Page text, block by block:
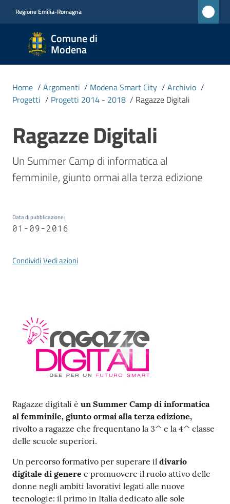
Regione Emilia-Romagna
Comune di
Modena
Comune
di
Modena
CIVICA
MONET
Amministrazione
Novità
Vivere
Menu selezionato
Home / Argomenti / Modena Smart City / Archivio /
Progetti / Progetti 2014 - 2018 / Ragazze Digitali
Salta al contenuto
Ragazze Digitali
Un Summer Camp di informatica al
femminile, giunto ormai alla terza edizione
Data di pubblicazione:
01-09-2016
CondividiVedi azioni
Contenuto
Ragazze digitali è un Summer Camp di informatica
al femminile, giunto ormai alla terza edizione,
rivolto a ragazze che frequentano la 3^ e la 4^ classe
delle scuole superiori.
Un percorso formativo per superare il divario
digitale di genere e promuovere il ruolo attivo delle
donne negli ambiti lavorativi legati alle nuove
tecnologie: il primo in Italia dedicato alle sole